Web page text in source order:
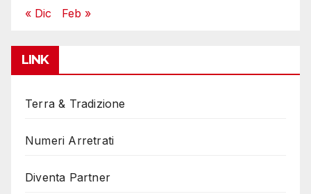
« Dic Feb »
LINK
Terra & Tradizione
Numeri Arretrati
Diventa Partner